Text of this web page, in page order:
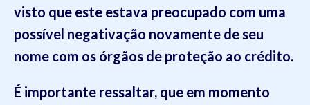
visto que este estava preocupado com uma
possível negativação novamente de seu
nome com os órgãos de proteção ao crédito.
É importante ressaltar, que em momento